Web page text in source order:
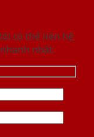
có thể liên hệ
nhất.